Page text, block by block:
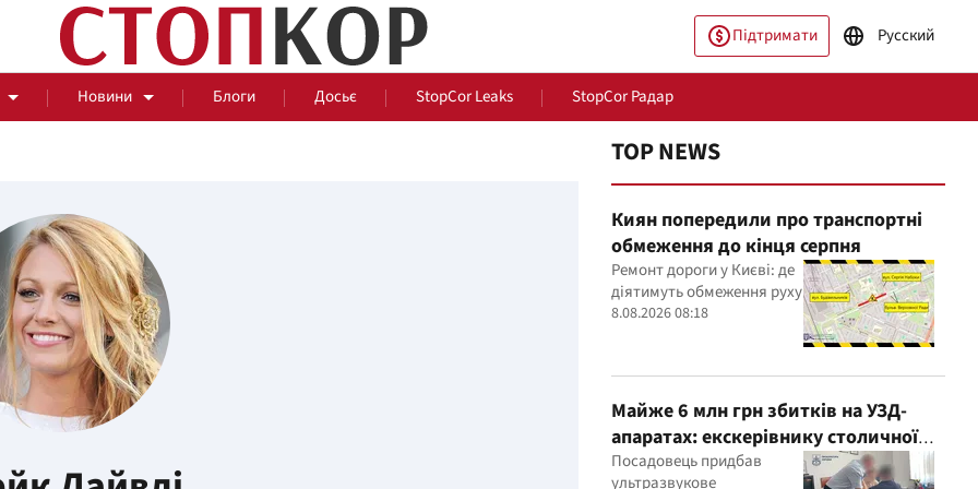
Підтримати Русский
Новини Блоги Досьє StopCor Leaks StopCor Радар
За парканом
Події
TOP NEWS
Киян попередили про транспортні
обмеження до кінця серпня
Ремонт дороги у Києві: де
діятимуть обмеження руху
8.08.2026 08:18
Майже 6 млн грн збитків на УЗД-
апаратах: екскерівнику столичної
лікарні оголосили підозру
Посадовець придбав
ультразвукове